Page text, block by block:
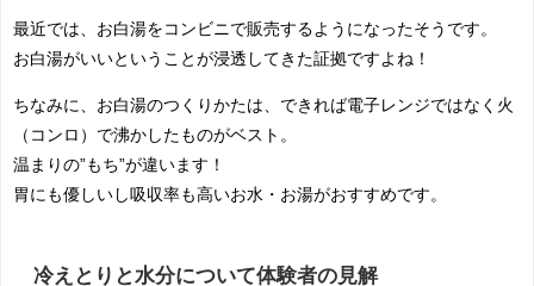
最近では、お白湯をコンビニで販売するようになったそうです。
お白湯がいいということが浸透してきた証拠ですよね！
ちなみに、お白湯のつくりかたは、できれば電子レンジではなく火
（コンロ）で沸かしたものがベスト。
温まりの”もち”が違います！
胃にも優しいし吸収率も高いお水・お湯がおすすめです。
冷えとりと水分について体験者の見解